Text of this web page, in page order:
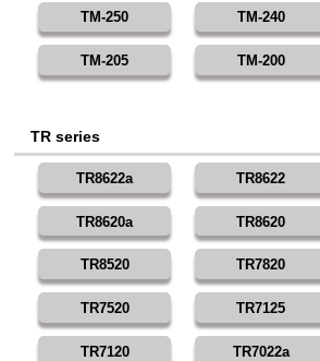
TM-250 TM-240
TM-205 TM-200
TR series
TR8622a TR8622
TR8620a TR8620
TR8520 TR7820
TR7520 TR7125
TR7120 TR7022a